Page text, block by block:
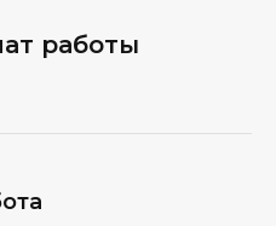
работы